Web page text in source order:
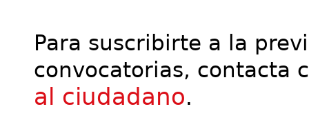
Para suscribirte a la
convocatorias, contacta
al ciudadano.